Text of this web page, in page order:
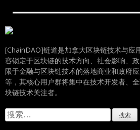
[ChainDAO]链道是加拿大区块链技术与应
容锁定于区块链的技术方向、社会影响、
限于金融与区块链技术的落地商业和政府
等，其核心用户群将集中在技术开发者、
块链技术关注者。
搜
索：